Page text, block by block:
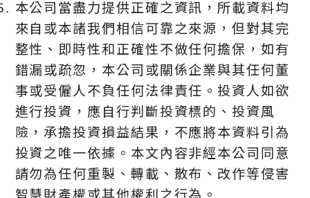
本公司當盡力提供正確之資訊，所載資料均
來自或本諸我們相信可靠之來源，但對其完
整性、即時性和正確性不做任何擔保，如有
錯漏或疏忽，本公司或關係企業與其任何董
事或受僱人不負任何法律責任。投資人如欲
進行投資，應自行判斷投資標的、投資風
險，承擔投資損益結果，不應將本資料引為
投資之唯一依據。本文內容非經本公司同意
請勿為任何重製、轉載、散布、改作等侵害
智慧財產權或其他權利之行為。